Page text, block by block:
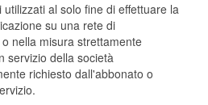
al solo fine di effettuare la
su una rete di
nella misura strettamente
servizio della società
richiesto dall'abbonato o